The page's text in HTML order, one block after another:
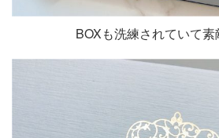
BOXも洗練されていて